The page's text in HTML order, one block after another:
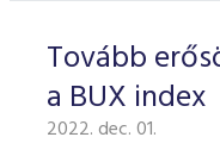
Tovább
a BUX index
2022. dec. 01.